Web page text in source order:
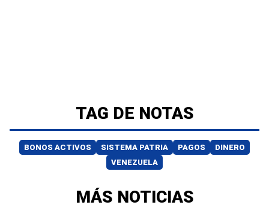
TAG DE NOTAS
BONOS ACTIVOS SISTEMA PATRIA PAGOS
DINERO
VENEZUELA
MÁS NOTICIAS